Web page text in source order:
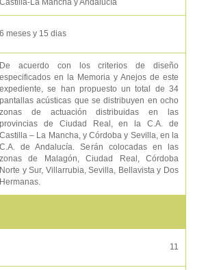
Castilla-La Mancha y Andalucía
6 meses y 15 dias
De acuerdo con los criterios de diseño
especificados en la Memoria y Anejos de este
expediente, se han propuesto un total de 34
pantallas acústicas que se distribuyen en ocho
zonas de actuación distribuidas en las
provincias de Ciudad Real, en la C.A. de
Castilla – La Mancha, y Córdoba y Sevilla, en la
C.A. de Andalucía. Serán colocadas en las
zonas de Malagón, Ciudad Real, Córdoba
Norte y Sur, Villarrubia, Sevilla, Bellavista y Dos
Hermanas.
11